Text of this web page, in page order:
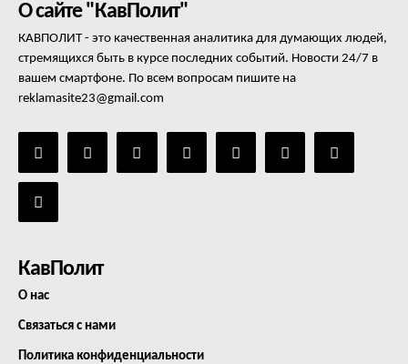
О сайте "КавПолит"
КАВПОЛИТ - это качественная аналитика для думающих людей,
стремящихся быть в курсе последних событий. Новости 24/7 в
вашем смартфоне. По всем вопросам пишите на
reklamasite23@gmail.com
КавПолит
О нас
Связаться с нами
Политика конфиденциальности